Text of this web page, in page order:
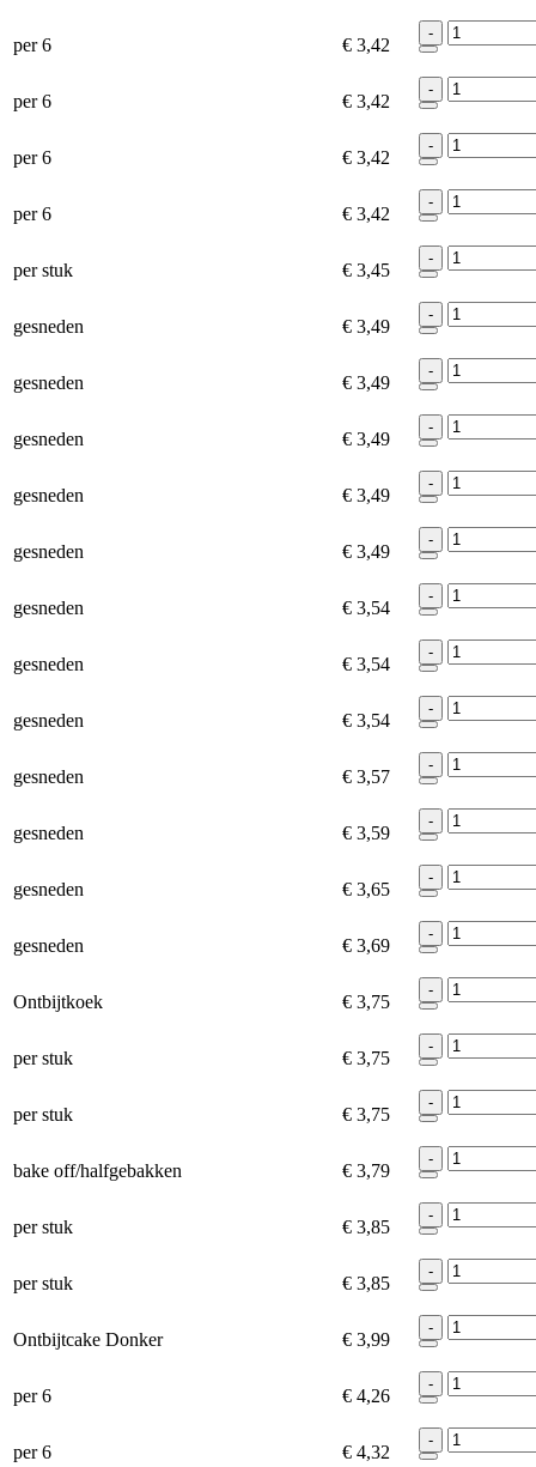
per 6 € 3,42
-
per 6 € 3,42
-
per 6 € 3,42
-
per 6 € 3,42
-
per stuk € 3,45
-
gesneden € 3,49
-
gesneden € 3,49
-
gesneden € 3,49
-
gesneden € 3,49
-
gesneden € 3,49
-
gesneden € 3,54
-
gesneden € 3,54
-
gesneden € 3,54
-
gesneden € 3,57
-
gesneden € 3,59
-
gesneden € 3,65
-
gesneden € 3,69
-
Ontbijtkoek € 3,75
-
per stuk € 3,75
-
per stuk € 3,75
-
bake off/halfgebakken € 3,79
-
per stuk € 3,85
-
per stuk € 3,85
-
Ontbijtcake Donker € 3,99
-
per 6 € 4,26
-
per 6 € 4,32
-